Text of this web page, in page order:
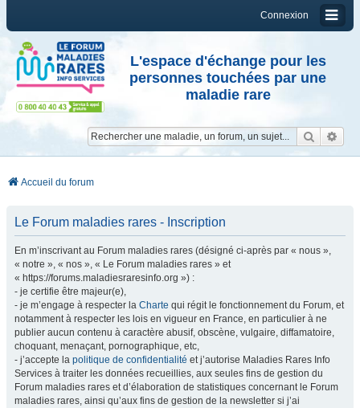
Connexion
L'espace d'échange pour les
personnes touchées par une
maladie rare
Accueil du forum
Le Forum maladies rares - Inscription
En m’inscrivant au Forum maladies rares (désigné ci-après par « nous »,
« notre », « nos », « Le Forum maladies rares » et
« https://forums.maladiesraresinfo.org ») :
- je certifie être majeur(e),
- je m’engage à respecter la Charte qui régit le fonctionnement du Forum, et
notamment à respecter les lois en vigueur en France, en particulier à ne
publier aucun contenu à caractère abusif, obscène, vulgaire, diffamatoire,
choquant, menaçant, pornographique, etc,
- j’accepte la politique de confidentialité et j’autorise Maladies Rares Info
Services à traiter les données recueillies, aux seules fins de gestion du
Forum maladies rares et d’élaboration de statistiques concernant le Forum
maladies rares, ainsi qu’aux fins de gestion de la newsletter si j’ai